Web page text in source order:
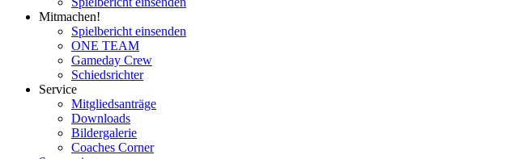
Mitmachen!
Spielbericht einsenden
ONE TEAM
Gameday Crew
Schiedsrichter
Service
Mitgliedsanträge
Downloads
Bildergalerie
Coaches Corner